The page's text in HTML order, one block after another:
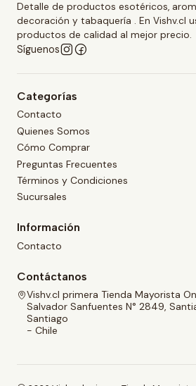
Detalle de productos esotéricos,
decoración y tabaquería . En Vishv.cl
productos de calidad al mejor precio.
Síguenos
Categorías
Contacto
Quienes Somos
Cómo Comprar
Preguntas Frecuentes
Términos y Condiciones
Sucursales
Información
Contacto
Contáctanos
Vishv.cl primera Tienda Mayorista
Salvador Sanfuentes N° 2849,
Santiago
- Chile